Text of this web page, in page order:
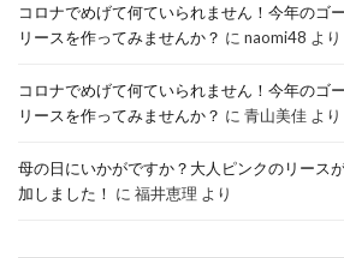
コロナでめげて何ていられません！今年のゴ
リースを作ってみませんか？ に naomi48 より
コロナでめげて何ていられません！今年のゴ
リースを作ってみませんか？ に 青山美佳 より
母の日にいかがですか？大人ピンクのリース
加しました！ に 福井恵理 より